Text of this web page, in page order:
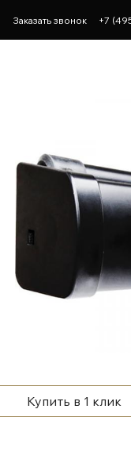
Заказать звонок +7
Купить в 1 клик